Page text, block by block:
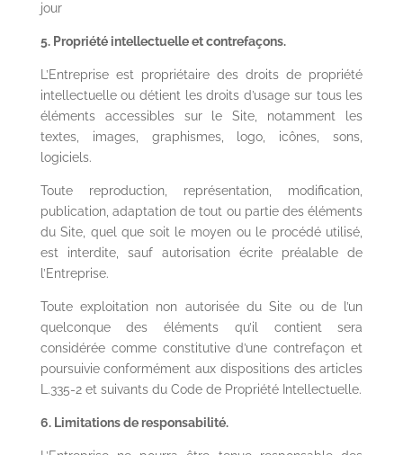
jour
5. Propriété intellectuelle et contrefaçons.
L’Entreprise est propriétaire des droits de propriété
intellectuelle ou détient les droits d’usage sur tous les
éléments accessibles sur le Site, notamment les
textes, images, graphismes, logo, icônes, sons,
logiciels.
Toute reproduction, représentation, modification,
publication, adaptation de tout ou partie des éléments
du Site, quel que soit le moyen ou le procédé utilisé,
est interdite, sauf autorisation écrite préalable de
l’Entreprise.
Toute exploitation non autorisée du Site ou de l’un
quelconque des éléments qu’il contient sera
considérée comme constitutive d’une contrefaçon et
poursuivie conformément aux dispositions des articles
L.335-2 et suivants du Code de Propriété Intellectuelle.
6. Limitations de responsabilité.